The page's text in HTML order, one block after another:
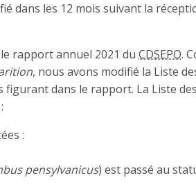
dans les 12 mois suivant la
rapport annuel 2021 du CDSEPO.
, nous avons modifié la Liste
figurant dans le rapport. La Liste des
:
pensylvanicus) est passé au